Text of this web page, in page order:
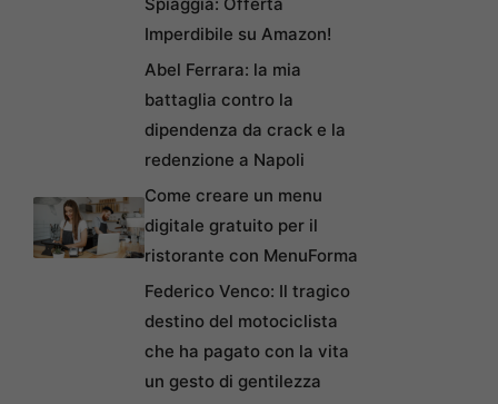
Imperdibile su Amazon!
Abel Ferrara: la mia
battaglia contro la
dipendenza da crack e la
redenzione a Napoli
Come creare un menu
digitale gratuito per il
ristorante con MenuForma
Federico Venco: Il tragico
destino del motociclista
che ha pagato con la vita
un gesto di gentilezza